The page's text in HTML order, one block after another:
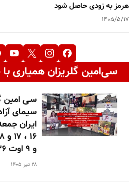
هرمز به‌ زودی حاصل شود
۱۴۰۵/۵/۱۷
سی‌امین گلریزان همیاری
سـی امین
سیمای
ایران
و ۹ اوت ۲۰۲۶
۲۸ تیر ۱۴۰۵